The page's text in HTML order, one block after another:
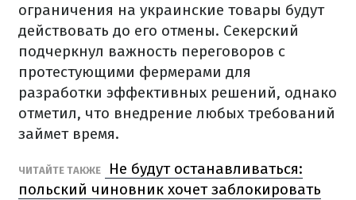
ограничения на украинские товары будут
действовать до его отмены. Секерский
подчеркнул важность переговоров с
протестующими фермерами для
разработки эффективных решений, однако
отметил, что внедрение любых требований
займет время.
ЧИТАЙТЕ ТАКЖЕ
Не будут останавливаться:
польский чиновник хочет заблокировать